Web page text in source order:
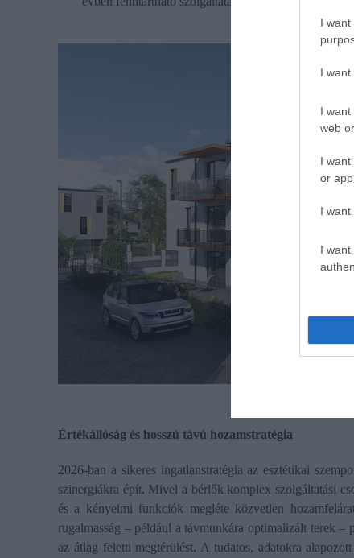
I
I want
I
web
I
or app.
I want
I
Értékállóság és hosszú távú hozamstratégia
2026-ban a sikeres ingatlanstratégia az esztétikai
szinergiákra épít. Mivel a bérlők komplex szolgáltatási
és a kényelmi funkciók megléte közvetlen
rugalmasság – például a távmunkára optimalizált terek
az átlag feletti megtérülést. A tudatos, adatokra